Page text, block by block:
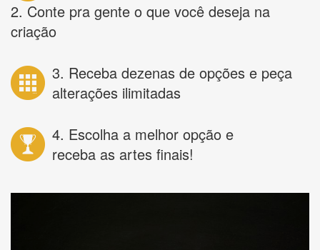
2. Conte pra gente o que você deseja na
criação
3. Receba dezenas de opções e peça
alterações ilimitadas
4. Escolha a melhor opção e
receba as artes finais!